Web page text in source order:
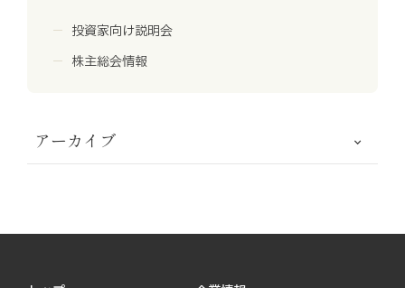
投資家向け説明会
株主総会情報
アーカイブ